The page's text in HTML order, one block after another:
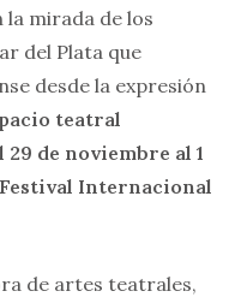
mirada de los
del Plata que
desde la expresión
teatral
de noviembre al 1
Internacional
de artes teatrales,